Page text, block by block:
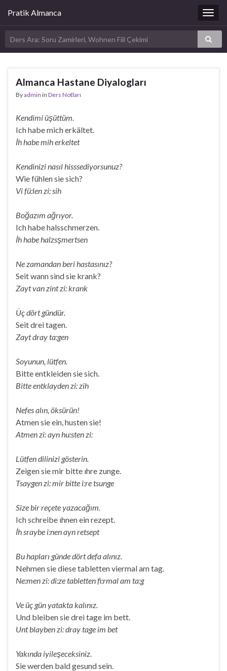
Pratik Almanca
Almanca Hastane Diyalogları
Byadmin in Ders Notları
Kendimi üşüttüm.
Ich habe mich erkältet.
İh habe mih erkeltet
Kendinizi nasıl hisssediyorsunuz?
Wie fühlen sie sich?
Vi fü:len zi: sih
Boğazım ağrıyor.
Ich habe halsschmerzen.
İh habe halzsşmertsen
Ne zamandan beri hastasınız?
Seit wann sind sie krank?
Zayt van zint zi: krank
Üç dört gündür.
Seit drei tagen.
Zayt dray ta:gen
Soyunun, lütfen.
Bitte entkleiden sie sich.
Bitte entklayden zi: zih
Nefes alın, öksürün!
Atmen sie ein, husten sie!
Atmen zi: ayn hu:sten zi:
Lütfen dilinizi gösterin.
Zeigen sie mir bitte ıhre zunge.
Tsaygen zi: mir bitte i:re tsunge
Size bir reçete yazacağım.
Ich schreibe ıhnen ein rezept.
İh sraybe i:nen ayn retsept
Bu hapları günde dört defa alınız.
Nehmen sie diese tabletten viermal am tag.
Ne:men zi: di:ze tabletten fi:rmal am ta:g
Ve üç gün yatakta kalınız.
Und bleiben sie drei tage im bett.
Unt blayben zi: dray tage im bet
Yakında iyileşeceksiniz.
Sie werden bald gesund sein.